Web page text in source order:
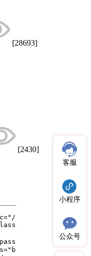
[28693]
[2430]
客服
小程序
公众号